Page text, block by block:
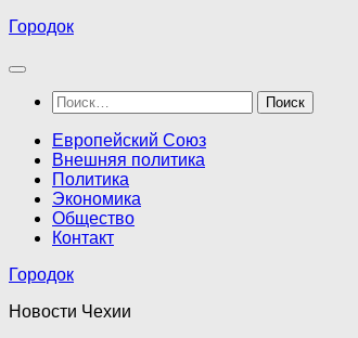
Перейти
содержимому
Городок
Найти:
Европейский Союз
Внешняя политика
Политика
Экономика
Общество
Контакт
Городок
Новости Чехии